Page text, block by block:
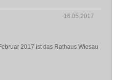
16.05.2017
2017 ist das Rathaus Wiesau